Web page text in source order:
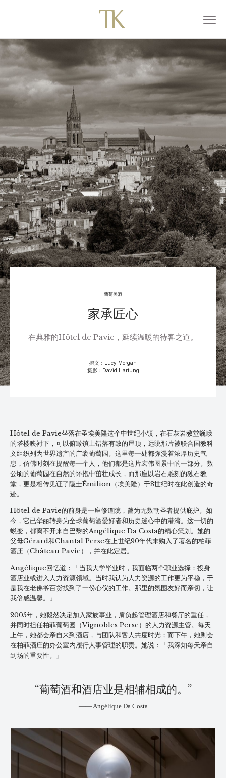
葡萄美酒
家承匠心
在典雅的Hôtel de Pavie，延续温暖的待客之道。
撰文：Lucy Morgan
摄影：David Hartung
Hôtel de Pavie坐落在圣埃美隆这个中世纪小镇，在石灰岩教堂巍峨
的塔楼映衬下，可以俯瞰镇上错落有致的屋顶，远眺那片被联合国教科
文组织列为世界遗产的广袤葡萄园。这里每一处都弥漫着浓厚历史气
息，仿佛时刻在提醒每一个人，他们都是这片宏伟图景中的一部分。数
公顷的葡萄园在自然的怀抱中茁壮成长，而那座以岩石雕刻的独石教
堂，更是相传见证了隐士Émilion（埃美隆）于8世纪时在此创造的奇
迹。
Hôtel de Pavie的前身是一座修道院，曾为无数朝圣者提供庇护。如
今，它已华丽转身为全球葡萄酒爱好者和历史迷心中的港湾。这一切的
蜕变，都离不开来自巴黎的Angélique Da Costa的精心策划。她的
父母Gérard和Chantal Perse在上世纪90年代末购入了著名的柏菲
酒庄（Château Pavie），并在此定居。
Angélique回忆道：「当我大学毕业时，我面临两个职业选择：投身
酒店业或进入人力资源领域。当时我认为人力资源的工作更为平稳，于
是我在老佛爷百货找到了一份心仪的工作。那里的氛围友好而亲切，让
我倍感温馨。」
2005年，她毅然决定加入家族事业，肩负起管理酒店和餐厅的重任，
并同时担任柏菲葡萄园（Vignobles Perse）的人力资源主管。每天
上午，她都会亲自来到酒店，与团队和客人共度时光；而下午，她则会
在柏菲酒庄的办公室内履行人事管理的职责。她说：「我深知每天亲自
到场的重要性。」
“葡萄酒和酒店业是相辅相成的。”
—— Angélique Da Costa